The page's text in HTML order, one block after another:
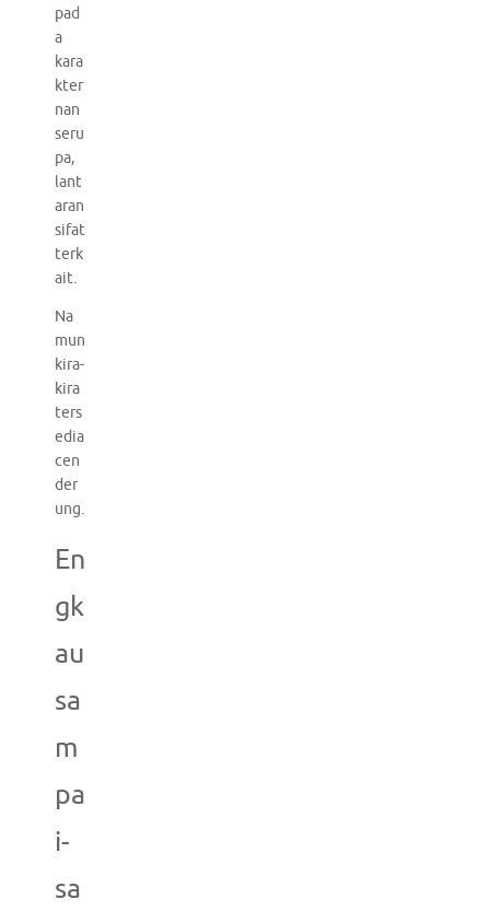
pad
a
kara
kter
nan
seru
pa,
lant
aran
sifat
terk
ait.
Na
mun
kira-
kira
ters
edia
cen
der
ung.
En
gk
au
sa
m
pa
i-
sa